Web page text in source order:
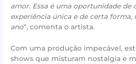
amor. Essa é uma oportunidade de
experiência única e de certa forma,
ano“, comenta o artista.
Com uma produção impecável,
shows que misturam nostalgia e